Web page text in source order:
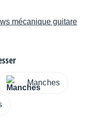
mécanique guitare
Manches